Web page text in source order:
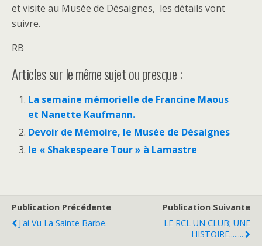
et visite au Musée de Désaignes, les détails vont
suivre.
RB
Articles sur le même sujet ou presque :
La semaine mémorielle de Francine Maous
et Nanette Kaufmann.
Devoir de Mémoire, le Musée de Désaignes
le « Shakespeare Tour » à Lamastre
Publication Précédente
J'ai Vu La Sainte Barbe.
Publication Suivante
LE RCL UN CLUB; UNE
HISTOIRE........